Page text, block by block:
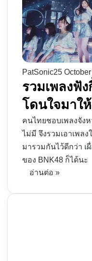
PatSonic25
รวมเพลงฟั
โดนใจมาใ
คนไทยชอบเพลงจัง
ไม่มี จึงรวมเอาเพล
มารวมกันไว้ดีกว่า เ
ของ BNK48 ก็ได้นะ
อ่านต่อ »